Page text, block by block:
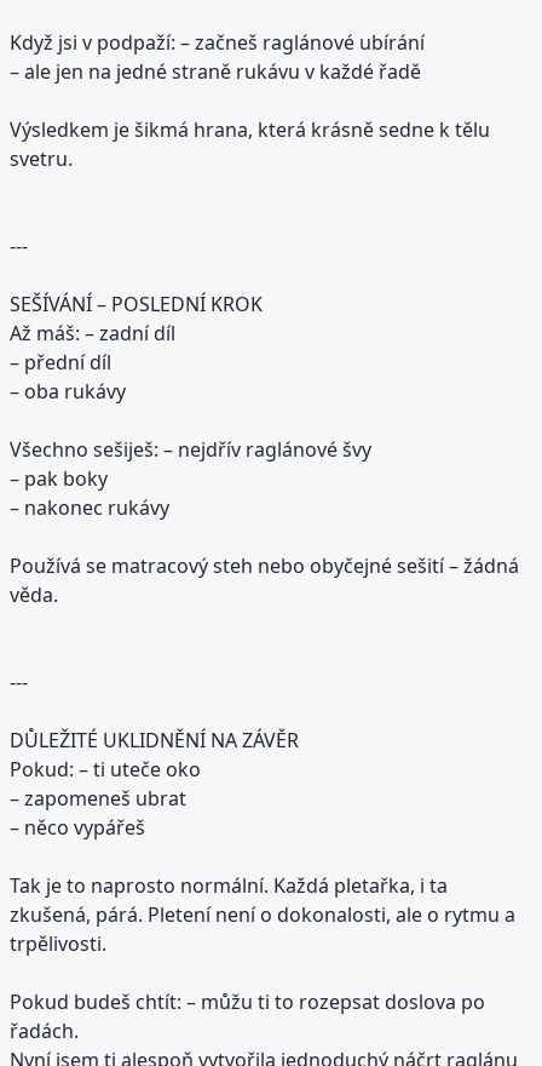
Když jsi v podpaží: – začneš raglánové ubírání
– ale jen na jedné straně rukávu v každé řadě
Výsledkem je šikmá hrana, která krásně sedne k tělu
svetru.
---
SEŠÍVÁNÍ – POSLEDNÍ KROK
Až máš: – zadní díl
– přední díl
– oba rukávy
Všechno sešiješ: – nejdřív raglánové švy
– pak boky
– nakonec rukávy
Používá se matracový steh nebo obyčejné sešití – žádná
věda.
---
DŮLEŽITÉ UKLIDNĚNÍ NA ZÁVĚR
Pokud: – ti uteče oko
– zapomeneš ubrat
– něco vypářeš
Tak je to naprosto normální. Každá pletařka, i ta
zkušená, párá. Pletení není o dokonalosti, ale o rytmu a
trpělivosti.
Pokud budeš chtít: – můžu ti to rozepsat doslova po
řadách.
Nyní jsem ti alespoň vytvořila jednoduchý náčrt raglánu